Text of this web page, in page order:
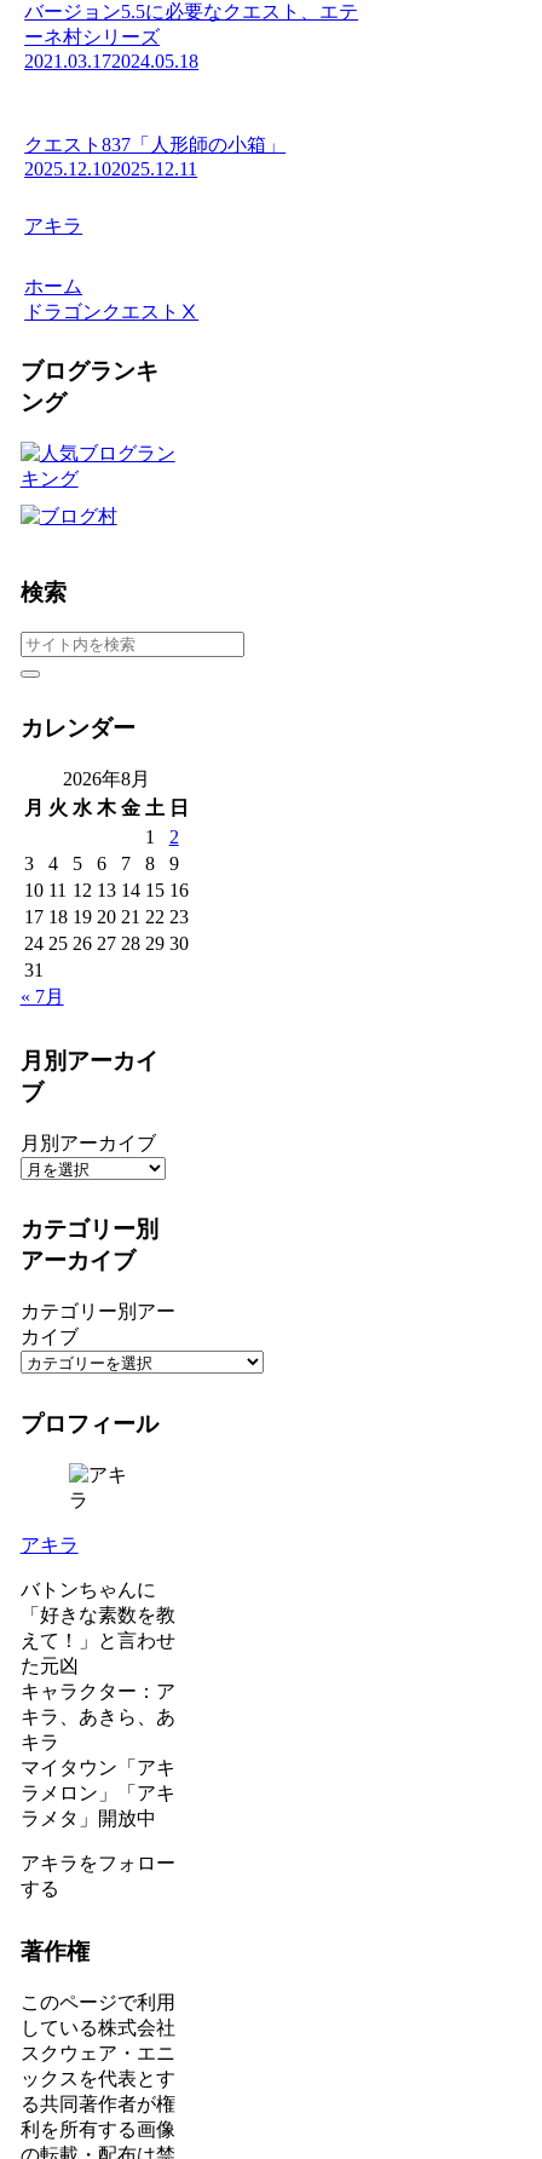
バージョン5.5に必要なクエスト、エテ
ーネ村シリーズ
2021.03.172024.05.18
クエスト837「人形師の小箱」
2025.12.102025.12.11
アキラ
ホーム
ドラゴンクエストⅩ
ブログランキ
ング
検索
カレンダー
2026年8月
月 火 水 木 金 土 日
1
2
3
4 5 6 7 8
9
10 11 12 13 14 15 16
17 18 19 20 21 22 23
24 25 26 27 28 29 30
31
« 7月
月別アーカイ
ブ
月別アーカイブ
カテゴリー別
アーカイブ
カテゴリー別アー
カイブ
プロフィール
アキラ
バトンちゃんに
「好きな素数を教
えて！」と言わせ
た元凶
キャラクター：ア
キラ、あきら、あ
キラ
マイタウン「アキ
ラメロン」「アキ
ラメタ」開放中
アキラをフォロー
する
著作権
このページで利用
している株式会社
スクウェア・エニ
ックスを代表とす
る共同著作者が権
利を所有する画像